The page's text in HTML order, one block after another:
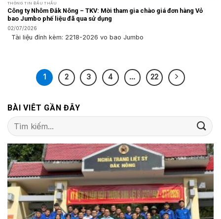
THÔNG TIN ĐẤU THẦU
Công ty Nhôm Đắk Nông – TKV: Mời tham gia chào giá đơn hàng Vỏ
bao Jumbo phế liệu đã qua sử dụng
02/07/2026
Tài liệu đính kèm: 2218-2026 vo bao Jumbo
1 2 3 4 … 22
BÀI VIÊT GẦN ĐÂY